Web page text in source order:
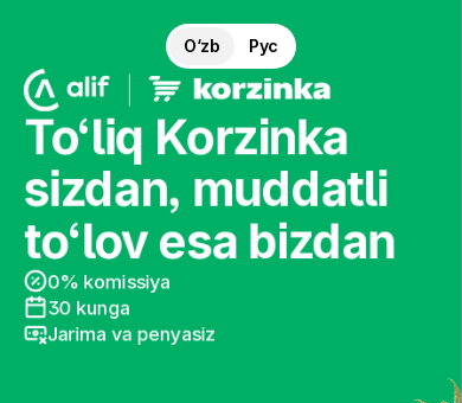
O‘zb Руc
To‘liq Korzinka
sizdan, muddatli
to‘lov esa bizdan
0% komissiya
30 kunga
Jarima va penyasiz